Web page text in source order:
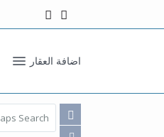
اضافة العقار